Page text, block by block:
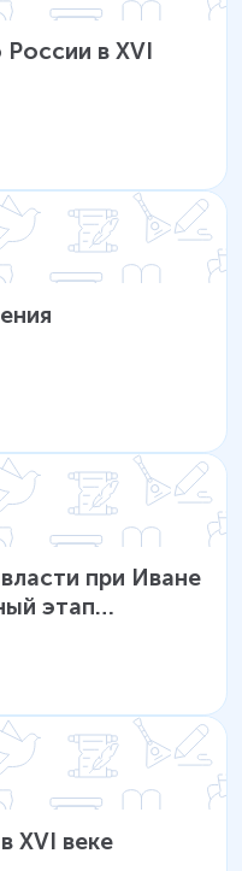
России в XVI
при Иване
этап
XVI веке